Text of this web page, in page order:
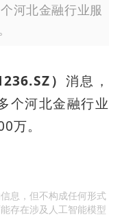
河北金融行业服
） 消息，
个河北金融行业
万。
息，但不构成任何形式
存在涉及人工智能模型